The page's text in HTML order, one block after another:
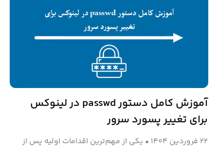
آموزش کامل دستور passwd در لینوکس
برای تغییر پسورد سرور
۲۲ فروردین ۱۴۰۴ • یکی از مهم‌ترین اقدامات اولیه پس از